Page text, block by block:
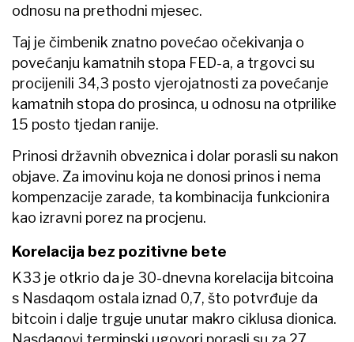
odnosu na prethodni mjesec.
Taj je čimbenik znatno povećao očekivanja o
povećanju kamatnih stopa FED-a, a trgovci su
procijenili 34,3 posto vjerojatnosti za povećanje
kamatnih stopa do prosinca, u odnosu na otprilike
15 posto tjedan ranije.
Prinosi državnih obveznica i dolar porasli su nakon
objave. Za imovinu koja ne donosi prinos i nema
kompenzacije zarade, ta kombinacija funkcionira
kao izravni porez na procjenu.
Korelacija bez pozitivne bete
K33 je otkrio da je 30-dnevna korelacija bitcoina
s Nasdaqom ostala iznad 0,7, što potvrđuje da
bitcoin i dalje trguje unutar makro ciklusa dionica.